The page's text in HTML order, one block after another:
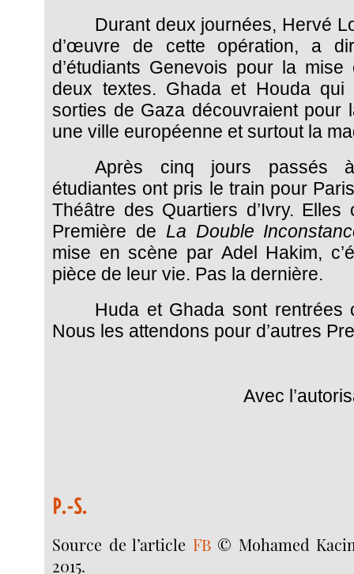
Durant deux journées, Hervé
d’œuvre de cette opération, a
d’étudiants Genevois pour la
deux textes. Ghada et Houda qui
sorties de Gaza découvraient pour
une ville européenne et surtout la
Après cinq jours passés
étudiantes ont pris le train pour
Théâtre des Quartiers d’Ivry.
Première de La Double
mise en scène par Adel Hakim,
pièce de leur vie. Pas la dernière.
Huda et Ghada sont rentrées
Nous les attendons pour d’autres
Avec
P.-S.
Source de l’article FB© Mohamed
2015.